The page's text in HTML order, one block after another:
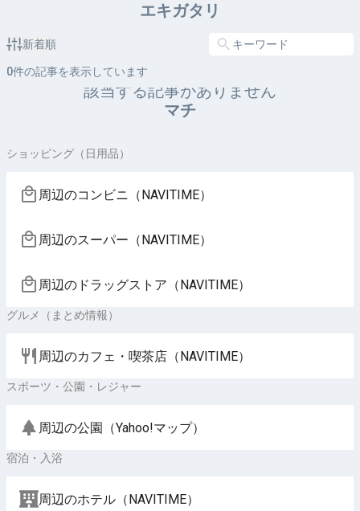
エキガタリ
新着順
0件の記事を表示しています
該当する記事がありません
マチ
ショッピング（日用品）
周辺のコンビニ（NAVITIME）
周辺のスーパー（NAVITIME）
周辺のドラッグストア（NAVITIME）
グルメ（まとめ情報）
周辺のカフェ・喫茶店（NAVITIME）
スポーツ・公園・レジャー
周辺の公園（Yahoo!マップ）
宿泊・入浴
周辺のホテル（NAVITIME）